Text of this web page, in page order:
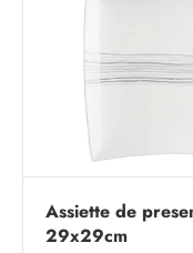
Assiette de
29x29cm